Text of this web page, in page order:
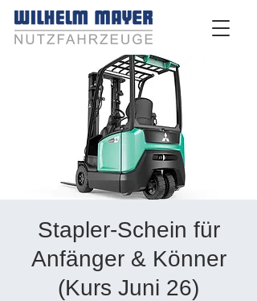
Stapler-Schein für
Anfänger & Könner
(Kurs Juni 26)